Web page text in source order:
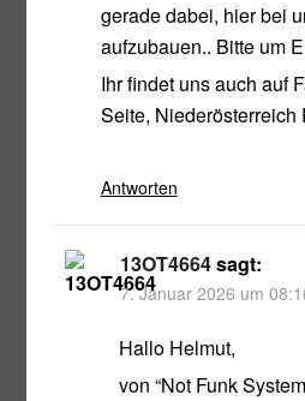
gerade dabei, hier bei
aufzubauen.. Bitte um
Ihr findet uns auch auf
Seite, Niederösterreich
Antworten
13OT4664sagt:
7. Januar 2026 um
Hallo Helmut,
von “Not Funk